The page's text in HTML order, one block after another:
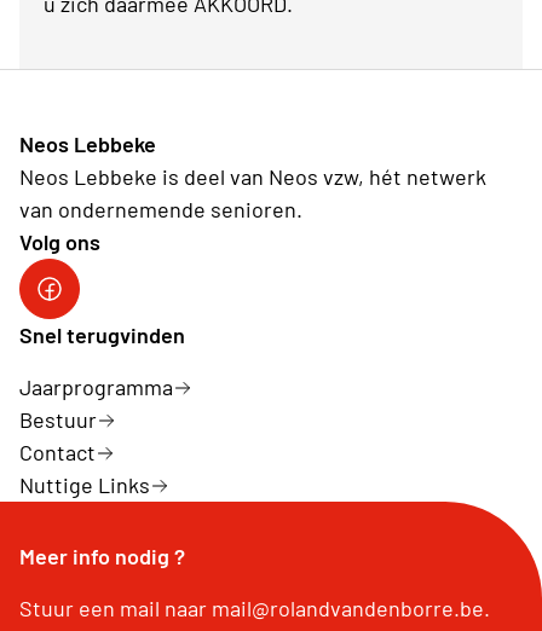
Neos Lebbeke
Neos Lebbeke is deel van Neos vzw, hét netwerk
van ondernemende senioren.
Volg ons
Facebook
Snel terugvinden
Jaarprogramma
Bestuur
Contact
Nuttige Links
Meer info nodig ?
Stuur een mail naar mail@rolandvandenborre.be.